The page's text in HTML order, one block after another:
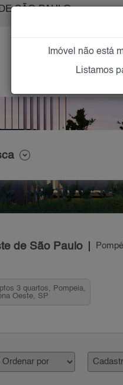
SÃO PAULO
IMÓVEIS
de São Paulo
3 quartos, Pompeia,
Oeste, SP
Imóvel não está
Listamos